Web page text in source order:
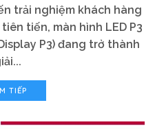
trải nghiệm khách hàng
tiến, màn hình LED P3
P3) đang trở thành
TIẾP